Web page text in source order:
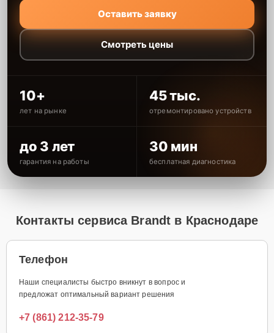
Оставить заявку
Смотреть цены
10+
лет на рынке
45 тыс.
отремонтировано устройств
до 3 лет
гарантия на работы
30 мин
бесплатная диагностика
Контакты сервиса Brandt в Краснодаре
Телефон
Наши специалисты быстро вникнут в вопрос и
предложат оптимальный вариант решения
+7 (861) 212-35-79